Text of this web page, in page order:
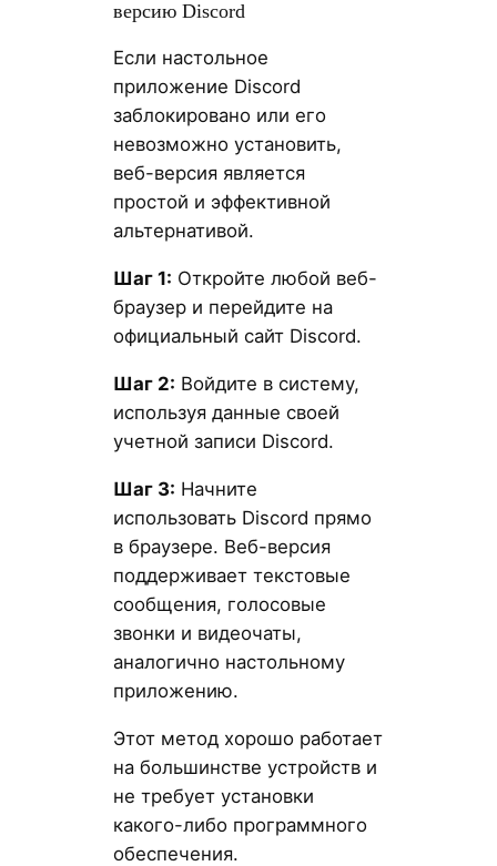
версию Discord
Если настольное
приложение Discord
заблокировано или его
невозможно установить,
веб-версия является
простой и эффективной
альтернативой.
Шаг 1: Откройте любой веб-
браузер и перейдите на
официальный сайт Discord.
Шаг 2: Войдите в систему,
используя данные своей
учетной записи Discord.
Шаг 3: Начните
использовать Discord прямо
в браузере. Веб-версия
поддерживает текстовые
сообщения, голосовые
звонки и видеочаты,
аналогично настольному
приложению.
Этот метод хорошо работает
на большинстве устройств и
не требует установки
какого-либо программного
обеспечения.